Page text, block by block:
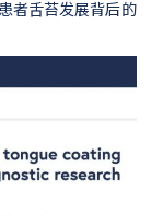
者舌苔发展背后的